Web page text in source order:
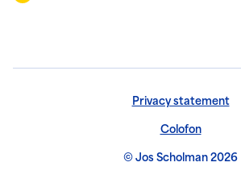
Privacy statement
Colofon
© Jos Scholman 2026